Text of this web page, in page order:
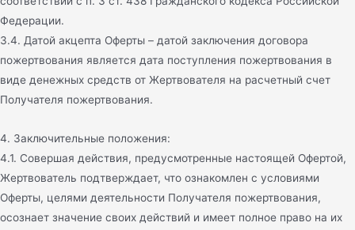
Федерации.
3.4. Датой акцепта Оферты – датой заключения договора
пожертвования является дата поступления пожертвования в
виде денежных средств от Жертвователя на расчетный счет
Получателя пожертвования.
4. Заключительные положения:
4.1. Совершая действия, предусмотренные настоящей Офертой,
Жертвователь подтверждает, что ознакомлен с условиями
Оферты, целями деятельности Получателя пожертвования,
осознает значение своих действий и имеет полное право на их